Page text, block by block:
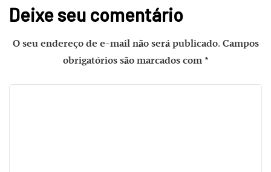
Deixe seu comentário
O seu endereço de e-mail não será publicado.Campos
obrigatórios são marcados com *